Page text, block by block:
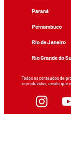
Paraná
Pernambuco
Rio de Janeiro
Rio Grande do
Todos os conteúdos de
reproduzidos, desde que